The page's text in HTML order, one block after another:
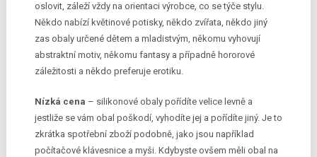
oslovit, záleží vždy na orientaci výrobce, co se týče stylu.
Někdo nabízí květinové potisky, někdo zvířata, někdo jiný
zas obaly určené dětem a mladistvým, někomu vyhovují
abstraktní motiv, někomu fantasy a případně hororové
záležitosti a někdo preferuje erotiku.
Nízká cena – silikonové obaly pořídíte velice levně a
jestliže se vám obal poškodí, vyhodíte jej a pořídíte jiný. Je to
zkrátka spotřební zboží podobně, jako jsou například
počítačové klávesnice a myši. Kdybyste ovšem měli obal na